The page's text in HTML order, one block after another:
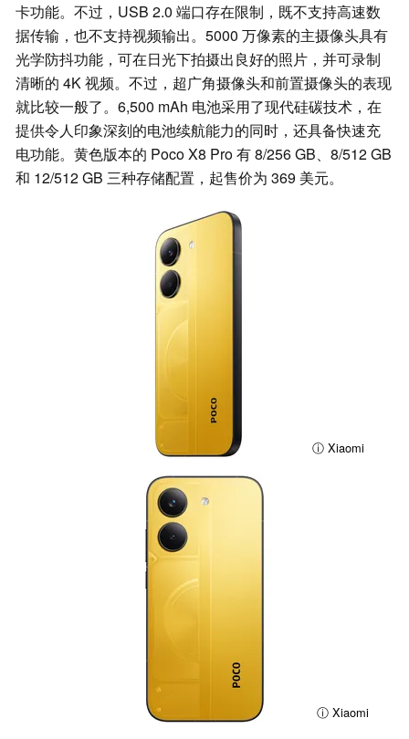
卡功能。不过，USB 2.0 端口存在限制，既不支持高速数
据传输，也不支持视频输出。5000 万像素的主摄像头具有
光学防抖功能，可在日光下拍摄出良好的照片，并可录制
清晰的 4K 视频。不过，超广角摄像头和前置摄像头的表现
就比较一般了。6,500 mAh 电池采用了现代硅碳技术，在
提供令人印象深刻的电池续航能力的同时，还具备快速充
电功能。黄色版本的 Poco X8 Pro 有 8/256 GB、8/512 GB
和 12/512 GB 三种存储配置，起售价为 369 美元。
ⓘ Xiaomi
ⓘ Xiaomi